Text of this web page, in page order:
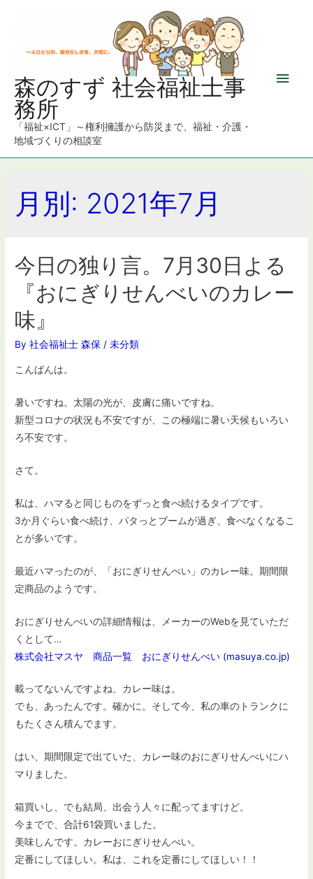
森のすず 社会福祉士事
務所
「福祉×ICT」～権利擁護から防災まで、福祉・介護・
地域づくりの相談室
メ
ー
月別: 2021年7月
今日の独り言。7月30日よる
『おにぎりせんべいのカレー
味』
By社会福祉士 森保 /未分類
こんばんは。
暑いですね。太陽の光が、皮膚に痛いですね。
新型コロナの状況も不安ですが、この極端に暑い天候もいろい
ろ不安です。
さて。
私は、ハマると同じものをずっと食べ続けるタイプです。
3か月ぐらい食べ続け、パタっとブームが過ぎ、食べなくなるこ
とが多いです。
最近ハマったのが、「おにぎりせんべい」のカレー味。期間限
定商品のようです。
おにぎりせんべいの詳細情報は、メーカーのWebを見ていただ
くとして…
株式会社マスヤ 商品一覧 おにぎりせんべい (masuya.co.jp)
載ってないんですよね、カレー味は。
でも、あったんです。確かに。そして今、私の車のトランクに
もたくさん積んでます。
はい、期間限定で出ていた、カレー味のおにぎりせんべいにハ
マりました。
箱買いし、でも結局、出会う人々に配ってますけど。
今までで、合計61袋買いました。
美味しんです。カレーおにぎりせんべい。
定番にしてほしい。私は、これを定番にしてほしい！！